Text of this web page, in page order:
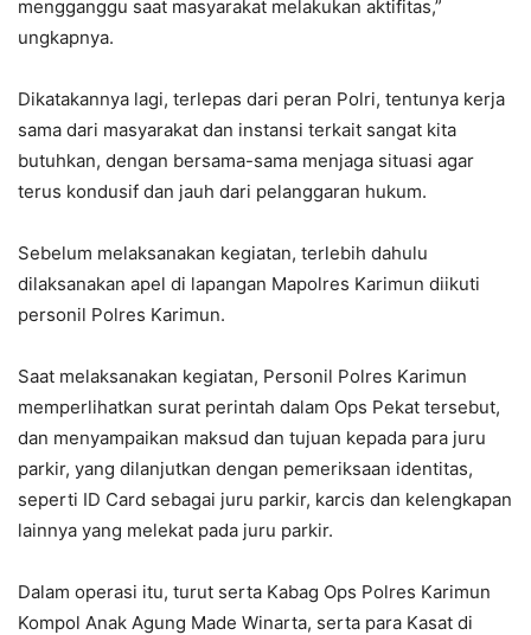
mengganggu saat masyarakat melakukan aktifitas,”
ungkapnya.
Dikatakannya lagi, terlepas dari peran Polri, tentunya kerja
sama dari masyarakat dan instansi terkait sangat kita
butuhkan, dengan bersama-sama menjaga situasi agar
terus kondusif dan jauh dari pelanggaran hukum.
Sebelum melaksanakan kegiatan, terlebih dahulu
dilaksanakan apel di lapangan Mapolres Karimun diikuti
personil Polres Karimun.
Saat melaksanakan kegiatan, Personil Polres Karimun
memperlihatkan surat perintah dalam Ops Pekat tersebut,
dan menyampaikan maksud dan tujuan kepada para juru
parkir, yang dilanjutkan dengan pemeriksaan identitas,
seperti ID Card sebagai juru parkir, karcis dan kelengkapan
lainnya yang melekat pada juru parkir.
Dalam operasi itu, turut serta Kabag Ops Polres Karimun
Kompol Anak Agung Made Winarta, serta para Kasat di